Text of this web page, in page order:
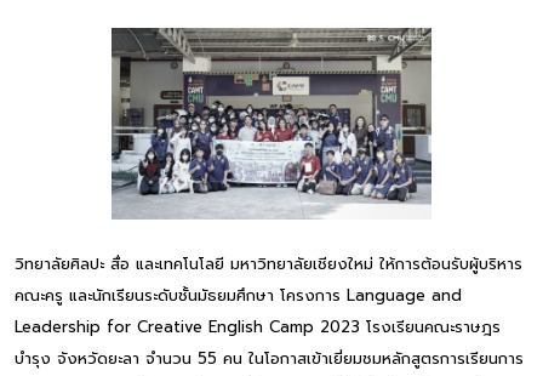
วิทยาลัยศิลปะ สื่อ และเทคโนโลยี มหาวิทยาลัยเชียงใหม่ ให้การต้อนรับผู้บริหาร
คณะครู และนักเรียนระดับชั้นมัธยมศึกษา โครงการ Language and
Leadership for Creative English Camp 2023 โรงเรียนคณะราษฎร
บำรุง จังหวัดยะลา จำนวน 55 คน ในโอกาสเข้าเยี่ยมชมหลักสูตรการเรียนการ